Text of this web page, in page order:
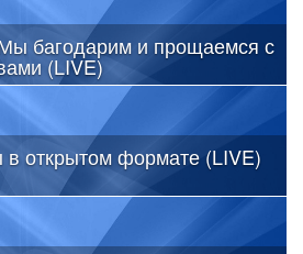
багодарим и прощаемся с
(LIVE)
в открытом формате (LIVE)